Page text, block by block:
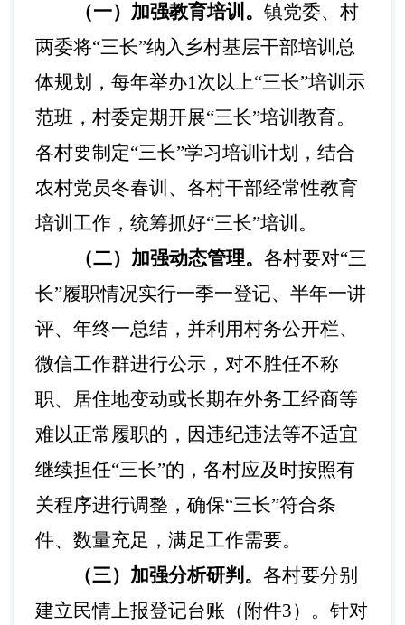
（一）加强教育培训。 镇党委、村
两委将“三长”纳入乡村基层干部培训总
体规划，每年举办1次以上“三长”培训示
范班，村委定期开展“三长”培训教育。
各村要制定“三长”学习培训计划，结合
农村党员冬春训、各村干部经常性教育
培训工作，统筹抓好“三长”培训。
（二）加强动态管理。 各村要对“三
长”履职情况实行一季一登记、半年一讲
评、年终一总结，并利用村务公开栏、
微信工作群进行公示，对不胜任不称
职、居住地变动或长期在外务工经商等
难以正常履职的，因违纪违法等不适宜
继续担任“三长”的，各村应及时按照有
关程序进行调整，确保“三长”符合条
件、数量充足，满足工作需要。
（三）加强分析研判。 各村要分别
建立民情上报登记台账（附件3）。针对